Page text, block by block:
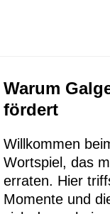
Warum
fördert
Willkommen
Wortspiel, das
erraten. Hier
Momente und